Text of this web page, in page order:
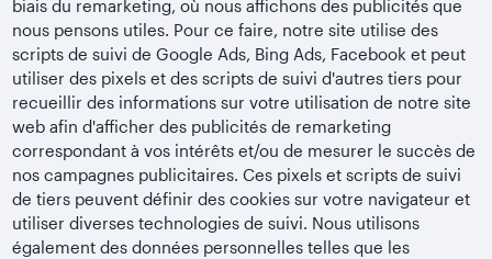
biais du remarketing, où nous affichons des publicités que
nous pensons utiles. Pour ce faire, notre site utilise des
scripts de suivi de Google Ads, Bing Ads, Facebook et peut
utiliser des pixels et des scripts de suivi d'autres tiers pour
recueillir des informations sur votre utilisation de notre site
web afin d'afficher des publicités de remarketing
correspondant à vos intérêts et/ou de mesurer le succès de
nos campagnes publicitaires. Ces pixels et scripts de suivi
de tiers peuvent définir des cookies sur votre navigateur et
utiliser diverses technologies de suivi. Nous utilisons
également des données personnelles telles que les